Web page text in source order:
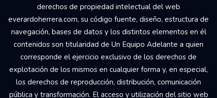
derechos de propiedad intelectual del web
everardoherrera.com, su código fuente, diseño, estructura de
navegación, bases de datos y los distintos elementos en él
contenidos son titularidad de Un Equipo Adelante a quien
corresponde el ejercicio exclusivo de los derechos de
explotación de los mismos en cualquier forma y, en especial,
los derechos de reproducción, distribución, comunicación
pública y transformación. El acceso y utilización del sitio web